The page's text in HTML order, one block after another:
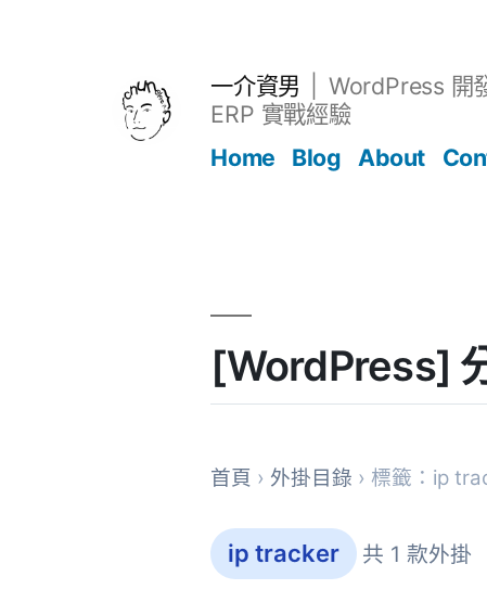
一介資男
WordPress 開
ERP 實戰經驗
Home
Blog About
[WordPress]
首頁 › 外掛目錄 › 標籤：ip
ip tracker 共 1 款外掛